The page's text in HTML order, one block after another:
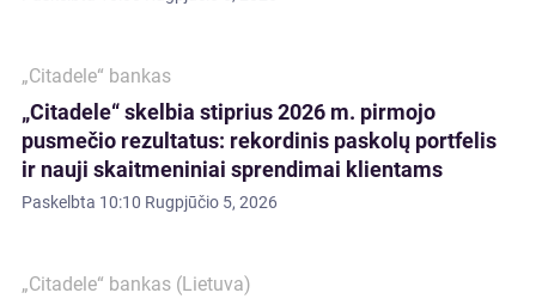
„Citadele“ bankas
„Citadele“ skelbia stiprius 2026 m. pirmojo
pusmečio rezultatus: rekordinis paskolų portfelis
ir nauji skaitmeniniai sprendimai klientams
Paskelbta 10:10 Rugpjūčio 5, 2026
„Citadele“ bankas (Lietuva)